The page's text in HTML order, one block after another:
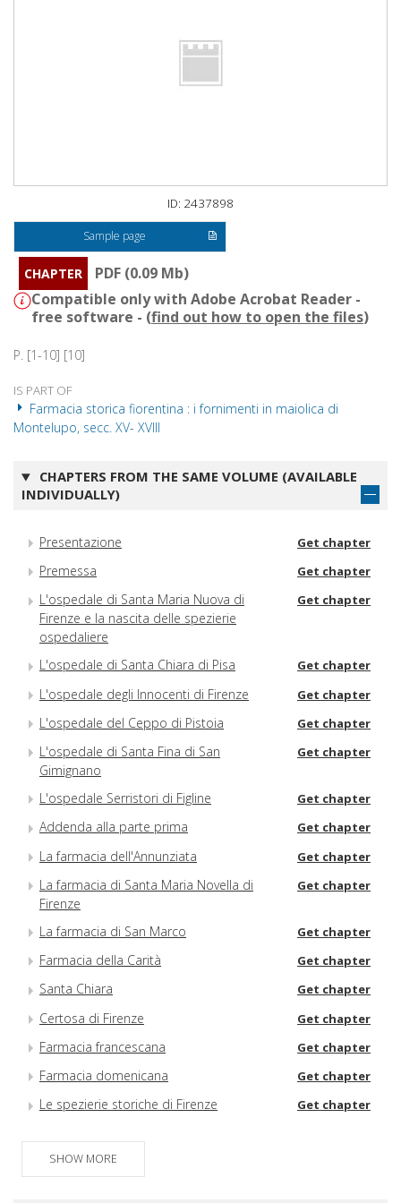
ID: 2437898
Sample page
CHAPTER
PDF (0.09 Mb)
Compatible only with Adobe Acrobat Reader -
free software - (find out how to open the files)
P. [1-10] [10]
IS PART OF
Farmacia storica fiorentina : i fornimenti in maiolica di
Montelupo, secc. XV- XVIII
CHAPTERS FROM THE SAME VOLUME (AVAILABLE
INDIVIDUALLY)
Presentazione Get chapter
Premessa Get chapter
L'ospedale di Santa Maria Nuova di
Firenze e la nascita delle spezierie
ospedaliere
Get chapter
L'ospedale di Santa Chiara di Pisa Get chapter
L'ospedale degli Innocenti di Firenze Get chapter
L'ospedale del Ceppo di Pistoia Get chapter
L'ospedale di Santa Fina di San
Gimignano
Get chapter
L'ospedale Serristori di Figline Get chapter
Addenda alla parte prima Get chapter
La farmacia dell'Annunziata Get chapter
La farmacia di Santa Maria Novella di
Firenze
Get chapter
La farmacia di San Marco Get chapter
Farmacia della Carità Get chapter
Santa Chiara Get chapter
Certosa di Firenze Get chapter
Farmacia francescana Get chapter
Farmacia domenicana Get chapter
Le spezierie storiche di Firenze Get chapter
Spezierie con stemmi gentilizi e di
istituzioni non ospedaliere
SHOW MORE